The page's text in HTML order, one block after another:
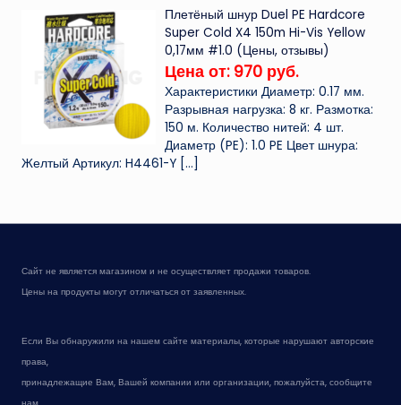
Плетёный шнур Duel PE Hardcore
Super Cold X4 150m Hi-Vis Yellow
0,17мм #1.0 (Цены, отзывы)
Цена от: 970 руб.
Характеристики Диаметр: 0.17 мм.
Разрывная нагрузка: 8 кг. Размотка:
150 м. Количество нитей: 4 шт.
Диаметр (PE): 1.0 PE Цвет шнура:
Желтый Артикул: H4461-Y […]
Сайт не является магазином и не осуществляет продажи товаров.
Цены на продукты могут отличаться от заявленных.
Если Вы обнаружили на нашем сайте материалы, которые нарушают авторские
права,
принадлежащие Вам, Вашей компании или организации, пожалуйста, сообщите